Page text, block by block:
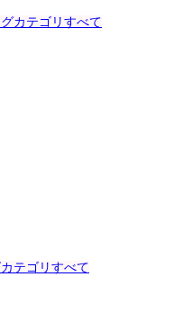
カテゴリすべて
テゴリすべて